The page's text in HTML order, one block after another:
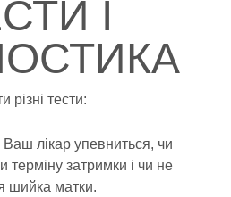
І
тести:
Ваш лікар упевниться, чи
терміну затримки і чи не
шийка матки.